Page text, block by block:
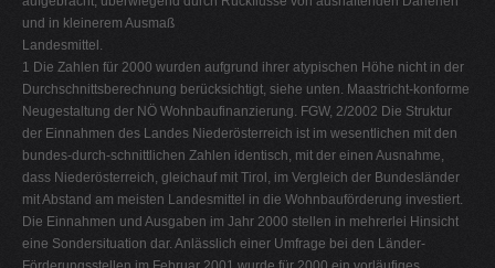
und in kleinerem Ausmaß
Landesmittel.
1 Die Zahlen für 2000 wurden aufgrund ihrer atypischen Höhe nicht in der
Durchschnittsberechnung berücksichtigt, siehe unten. Maastricht-konforme
Neugestaltung der NÖ Wohnbaufinanzierung. FGW, 2/2002 Die Struktur
der Einnahmen des Landes Niederösterreich ist im wesentlichen mit den
bundes-durch-schnittlichen Zahlen identisch, mit der einen Ausnahme,
dass Niederösterreich, gleichauf mit Tirol, im Vergleich der Bundesländer
mit Abstand am meisten Landesmittel in die Wohnbauförderung investiert.
Die Einnahmen und Ausgaben im Jahr 2000 stellen in mehrerlei Hinsicht
eine Sondersituation dar. Anlässlich einer Umfrage bei den Länder-